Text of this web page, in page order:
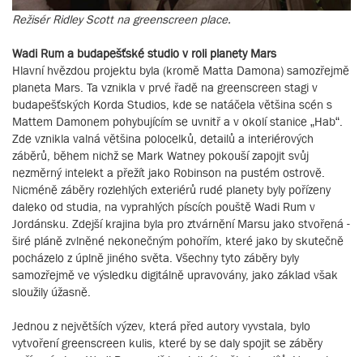
Režisér Ridley Scott na greenscreen place.
Wadi Rum a budapešťské studio v roli planety Mars
Hlavní hvězdou projektu byla (kromě Matta Damona) samozřejmě
planeta Mars. Ta vznikla v prvé řadě na greenscreen stagi v
budapešťských Korda Studios, kde se natáčela většina scén s
Mattem Damonem pohybujícím se uvnitř a v okolí stanice „Hab“.
Zde vznikla valná většina polocelků, detailů a interiérových
záběrů, během nichž se Mark Watney pokouší zapojit svůj
nezměrný intelekt a přežít jako Robinson na pustém ostrově.
Nicméně záběry rozlehlých exteriérů rudé planety byly pořízeny
daleko od studia, na vyprahlých píscích pouště Wadi Rum v
Jordánsku. Zdejší krajina byla pro ztvárnění Marsu jako stvořená -
širé pláně zvlněné nekonečným pohořím, které jako by skutečně
pocházelo z úplně jiného světa. Všechny tyto záběry byly
samozřejmě ve výsledku digitálně upravovány, jako základ však
sloužily úžasně.
Jednou z největších výzev, která před autory vyvstala, bylo
vytvoření greenscreen kulis, které by se daly spojit se záběry